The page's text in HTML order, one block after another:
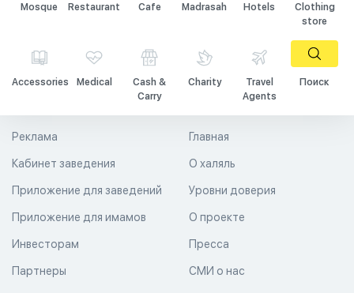
Mosque Restaurant Cafe Madrasah Hotels
Clothing
store
Accessories Medical
Cash &
Carry
Charity
Travel
Agents
Поиск
Главная
О халяль
Уровни доверия
Реклама
Кабинет заведения
Приложение для заведений
Приложение для имамов О проекте
Пресса
СМИ о нас
Инвесторам
Партнеры